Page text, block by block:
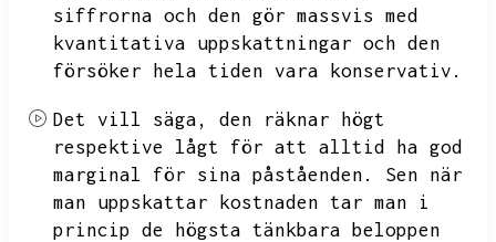
siffrorna och den gör massvis med
kvantitativa uppskattningar och den
försöker hela tiden vara konservativ.
Det vill säga,
den räknar högt
respektive lågt för att alltid ha god
marginal för sina påståenden.
Sen när
man uppskattar kostnaden tar man i
princip de högsta tänkbara beloppen